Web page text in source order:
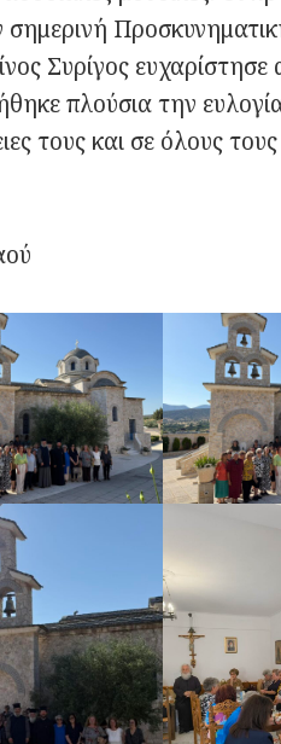
Συρίγος ευχαρίστησε
πλούσια την
τους και σε όλους τους